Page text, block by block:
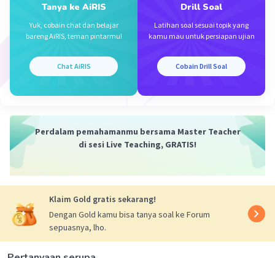
Beri Rating · 5.0 ) Balas
Kirana K Level 64
28 Agustus 2024 14:43
jawab soalnya dohg kocak
Iklan
Tanya ke AiRIS
Yuk, cobain chat dan belajar
bareng AiRIS, teman pintarmu!
Chat AiRIS
Drill Soal
Latihan soal sesuai topik yang
kamu mau untuk persiapan ujian
Cobain Drill Soal
Perdalam pemahamanmu bersama Master Teacher
di sesi Live Teaching, GRATIS!
Klaim Gold gratis sekarang!
Dengan Gold kamu bisa tanya soal ke Forum
sepuasnya, lho.